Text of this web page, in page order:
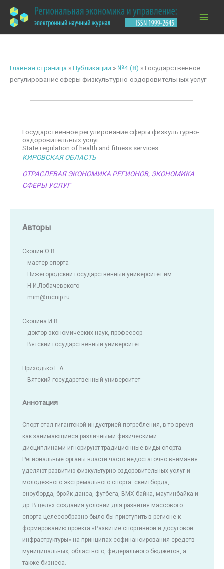
содержимому
Главная страница »Публикации » №4 (8) »Государственное
регулирование сферы физкультурно-оздоровительных услуг
Государственное регулирование сферы физкультурно-
оздоровительных услуг
State regulation of health and fitness services
КИРОВСКАЯ ОБЛАСТЬ
ОТРАСЛЕВАЯ ЭКОНОМИКА РЕГИОНОВ, ЭКОНОМИКА
СФЕРЫ УСЛУГ
Авторы
Скопин О.В.
мастер спорта
Нижегородский государственный университет им.
Н.И.Лобачевского
mim@mcnip.ru
Скопина И.В.
доктор экономических наук, профессор
Вятский государственный университет
Приходько Е.А.
Вятский государственный университет
Аннотация
Спорт стал гигантской индустрией потребления, в то время
как занимающиеся различными физическими
дисциплинами игнорируют традиционные виды спорта.
Региональные органы власти часто недостаточно внимания
уделяют развитию физкультурно-оздоровительных услуг и
молодежного экстремального спорта: скейтборда,
сноуборда, брэйк-данса, футбега, BMX байка, маутинбайка и
др. В целях создания условий для развития массового
спорта целесообразно было бы приступить в регионе к
формированию проекта «Развитие спортивной и досуговой
инфраструктуры» на принципах софинансирования средств
муниципальных, областного, федерального бюджетов, а
также бизнеса.